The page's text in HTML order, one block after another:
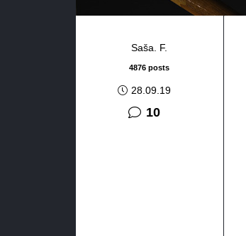
Saša. F.
4876 posts
28.09.19
10komentara